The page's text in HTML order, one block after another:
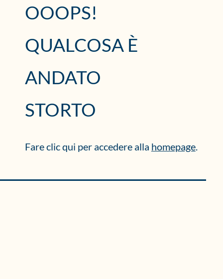
OOOPS!
QUALCOSA È
ANDATO
STORTO
Fare clic qui per accedere alla homepage.